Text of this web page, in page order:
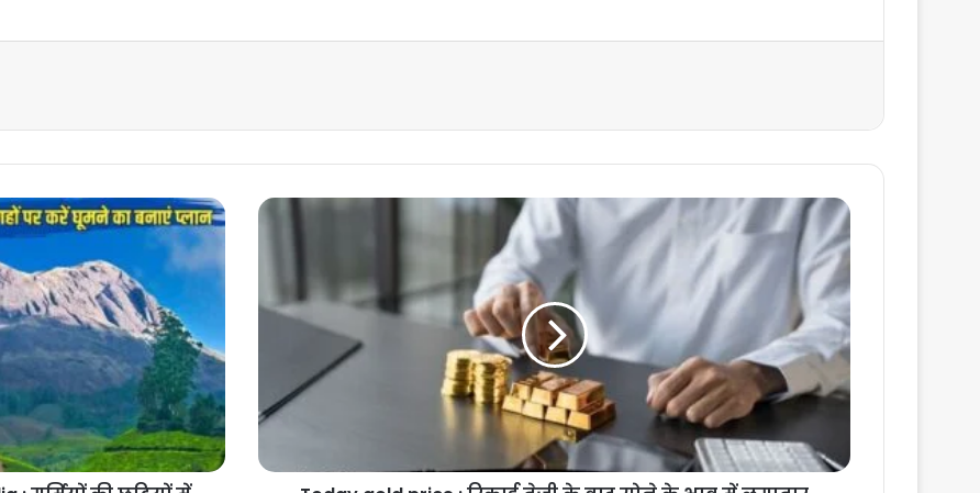
Today
भाव
लगातार